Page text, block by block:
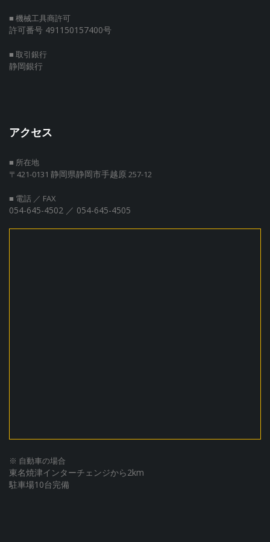
■ 機械工具商許可
許可番号 491150157400号
■ 取引銀行
静岡銀行
アクセス
■ 所在地
〒421-0131 静岡県静岡市手越原 257-12
■ 電話 ／ FAX
054-645-4502 ／ 054-645-4505
※ 自動車の場合
東名焼津インターチェンジから2km
駐車場10台完備